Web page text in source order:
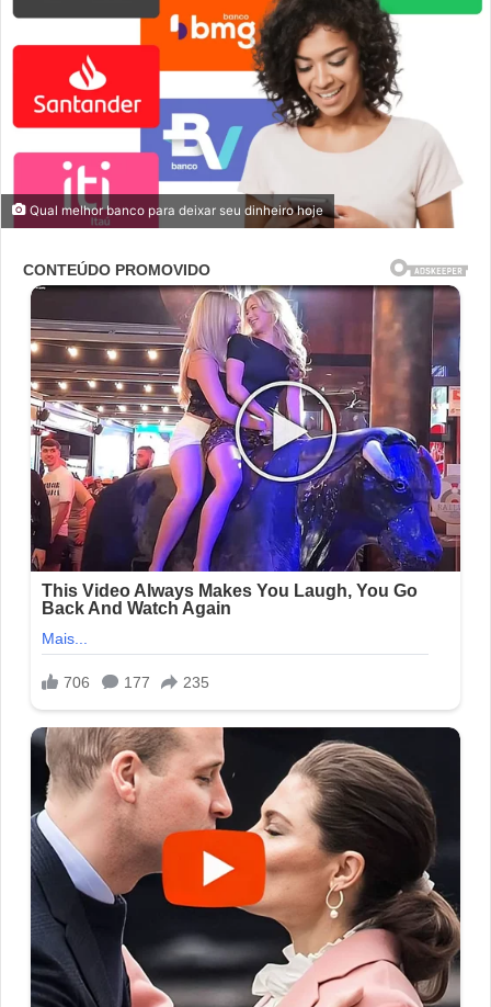
Qual melhor banco para deixar seu dinheiro hoje